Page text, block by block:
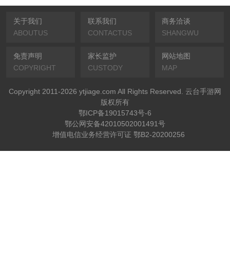
关于我们
ABOUTUS
联系我们
CONTACTUS
商务洽谈
SHANGWU
免责声明
COPYRIGHT
家长监护
CUSTODY
网站地图
MAP
Copyright 2011-2026 ytjiage.com All Rights Reserved. 云台手游网
版权所有
鄂ICP备19015743号-6
鄂公网安备42010502001491号
增值电信业务经营许可证 鄂B2-20200256